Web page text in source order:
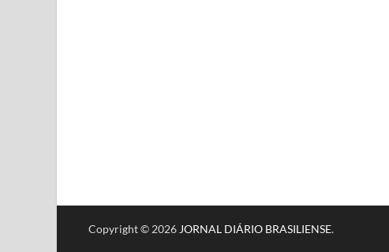
Copyright © 2026JORNAL DIÁRIO BRASILIENSE.